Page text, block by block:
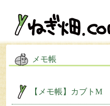
メモ帳
【メモ帳】カブトM